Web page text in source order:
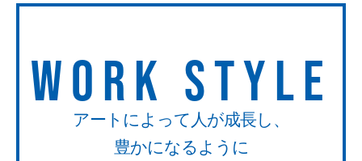
WORK STYLE
アートによって人が成長し、
豊かになるように